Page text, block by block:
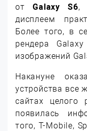
отGalaxy S6,
дисплеем
Более того, в
рендера
изображений
Накануне
устройства все
сайтах целого
появилась
того, T-Mobile,